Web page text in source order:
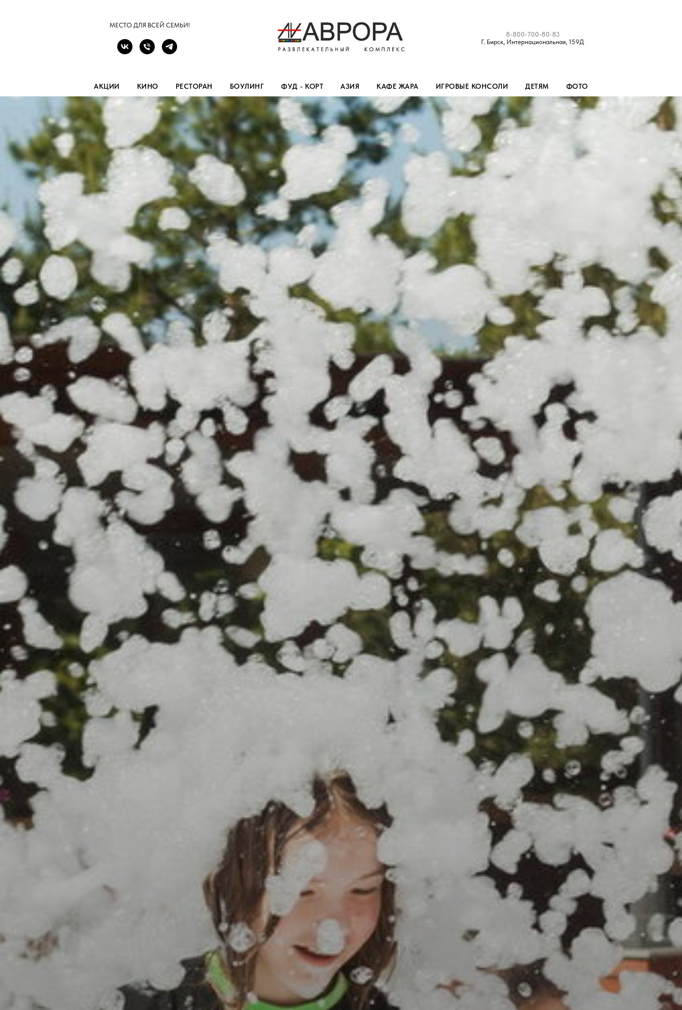
МЕСТО ДЛЯ ВСЕЙ СЕМЬИ!
8-800-700-80-83
Г. Бирск, Интернациональная, 159Д
АКЦИИ КИНО РЕСТОРАН БОУЛИНГ ФУД - КОРТ АЗИЯ КАФЕ ЖАРА ИГРОВЫЕ КОНСОЛИ ДЕТЯМ ФОТО